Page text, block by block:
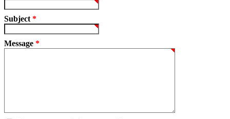
Subject *
Message *